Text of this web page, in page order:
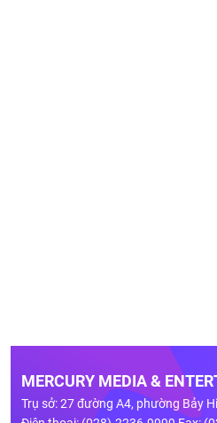
MERCURY MEDIA &
Trụ sở: 27 đường A4, phường Bảy